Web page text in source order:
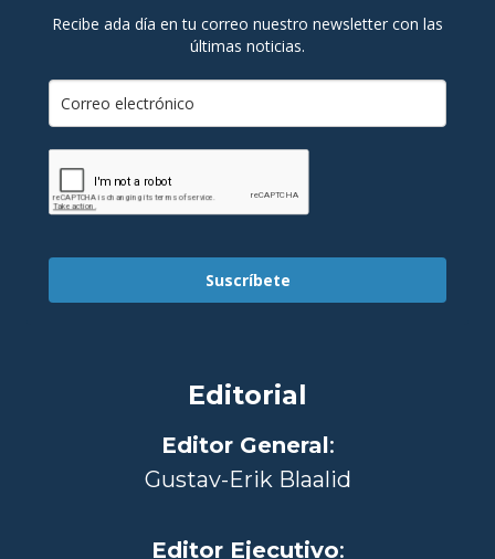
Recibe ada día en tu correo nuestro newsletter con las
últimas noticias.
Suscríbete
Editorial
Editor General:
Gustav-Erik Blaalid
Editor Ejecutivo: